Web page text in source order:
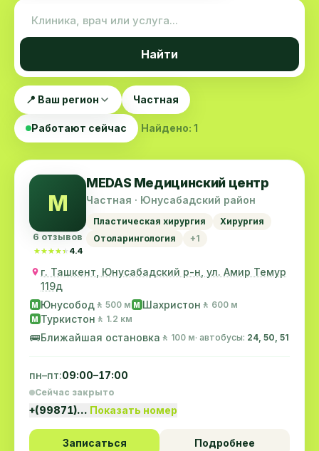
Найти
📍 Ваш регион Частная
Работают сейчас Найдено: 1
M
6 отзывов
★★★★★
★★★★★ 4.4
MEDAS Медицинский центр
Частная · Юнусабадский район
Пластическая хирургия
Хирургия
Отоларингология
+1
г. Ташкент, Юнусабадский р-н, ул. Амир Темур
119д
M Юнусобод 🚶 500 м M Шахристон 🚶 600 м
M Туркистон 🚶 1.2 км
🚌Ближайшая остановка 🚶 100 м· автобусы: 24, 50, 51
пн–пт:09:00–17:00
Сейчас закрыто
+(99871)… Показать номер
Записаться Подробнее